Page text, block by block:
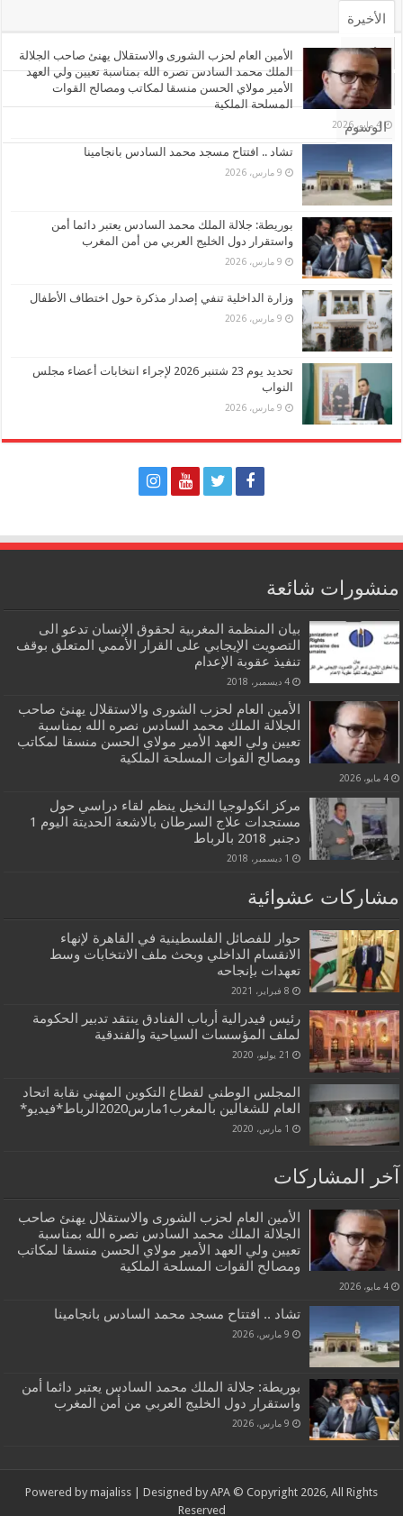
الأخيرة
الأشهر
تعليقات
الوسوم
الأمين العام لحزب الشورى والاستقلال يهنئ صاحب الجلالة
الملك محمد السادس نصره الله بمناسبة تعيين ولي العهد
الأمير مولاي الحسن منسقا لمكاتب ومصالح القوات
المسلحة الملكية
4 مايو، 2026
تشاد .. افتتاح مسجد محمد السادس بانجامينا
9 مارس، 2026
بوريطة: جلالة الملك محمد السادس يعتبر دائما أمن
واستقرار دول الخليج العربي من أمن المغرب
9 مارس، 2026
وزارة الداخلية تنفي إصدار مذكرة حول اختطاف الأطفال
9 مارس، 2026
تحديد يوم 23 شتنبر 2026 لإجراء انتخابات أعضاء مجلس
النواب
9 مارس، 2026
منشورات شائعة
بيان المنظمة المغربية لحقوق الإنسان تدعو الى
التصويت الإيجابي على القرار الأممي المتعلق بوقف
تنفيذ عقوبة الإعدام
4 ديسمبر، 2018
الأمين العام لحزب الشورى والاستقلال يهنئ صاحب
الجلالة الملك محمد السادس نصره الله بمناسبة
تعيين ولي العهد الأمير مولاي الحسن منسقا لمكاتب
ومصالح القوات المسلحة الملكية
4 مايو، 2026
مركز انكولوجيا النخيل ينظم لقاء دراسي حول
مستجدات علاج السرطان بالاشعة الحديتة اليوم 1
دجنبر 2018 بالرباط
1 ديسمبر، 2018
مشاركات عشوائية
حوار للفصائل الفلسطينية في القاهرة لإنهاء
الانقسام الداخلي وبحث ملف الانتخابات وسط
تعهدات بإنجاحه
8 فبراير، 2021
رئيس فيدرالية أرباب الفنادق ينتقد تدبير الحكومة
لملف المؤسسات السياحية والفندقية
21 يوليو، 2020
المجلس الوطني لقطاع التكوين المهني نقابة اتحاد
العام للشغالين بالمغرب1مارس2020الرباط*فيديو*
1 مارس، 2020
آخر المشاركات
الأمين العام لحزب الشورى والاستقلال يهنئ صاحب
الجلالة الملك محمد السادس نصره الله بمناسبة
تعيين ولي العهد الأمير مولاي الحسن منسقا لمكاتب
ومصالح القوات المسلحة الملكية
4 مايو، 2026
تشاد .. افتتاح مسجد محمد السادس بانجامينا
9 مارس، 2026
بوريطة: جلالة الملك محمد السادس يعتبر دائما أمن
واستقرار دول الخليج العربي من أمن المغرب
9 مارس، 2026
Powered by majaliss | Designed by APA © Copyright 2026, All Rights
Reserved